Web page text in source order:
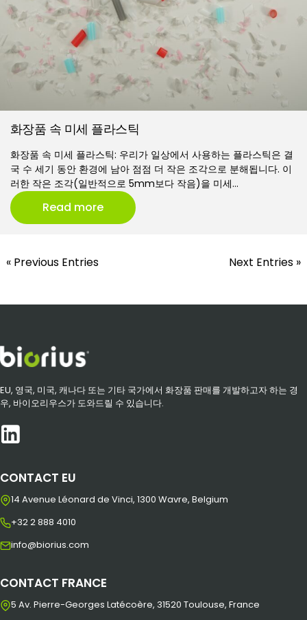
화장품 속 미세 플라스틱
화장품 속 미세 플라스틱: 우리가 일상에서 사용하는 플라스틱은 결
국 수 세기 동안 환경에 남아 점점 더 작은 조각으로 분해됩니다. 이
러한 작은 조각(일반적으로 5mm보다 작음)을 미세…
Read more
« Previous Entries Next Entries »
EU, 영국, 미국, 캐나다 또는 기타 국가에서 화장품 판매를 개발하고자 하는 경
우, 바이오리우스가 도와드릴 수 있습니다.
CONTACT EU
14 Avenue Léonard de Vinci, 1300 Wavre, Belgium
+32 2 888 4010
info@biorius.com
CONTACT FRANCE
5 Av. Pierre-Georges Latécoère, 31520 Toulouse, France